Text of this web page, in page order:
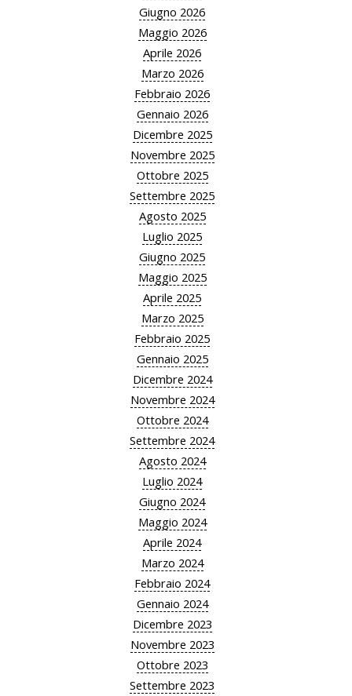
Giugno 2026
Maggio 2026
Aprile 2026
Marzo 2026
Febbraio 2026
Gennaio 2026
Dicembre 2025
Novembre 2025
Ottobre 2025
Settembre 2025
Agosto 2025
Luglio 2025
Giugno 2025
Maggio 2025
Aprile 2025
Marzo 2025
Febbraio 2025
Gennaio 2025
Dicembre 2024
Novembre 2024
Ottobre 2024
Settembre 2024
Agosto 2024
Luglio 2024
Giugno 2024
Maggio 2024
Aprile 2024
Marzo 2024
Febbraio 2024
Gennaio 2024
Dicembre 2023
Novembre 2023
Ottobre 2023
Settembre 2023